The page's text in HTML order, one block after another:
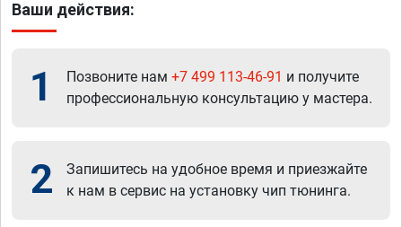
Ваши действия:
1 Позвоните нам +7 499 113-46-91 и получите
профессиональную консультацию у мастера.
2
Запишитесь на удобное время и приезжайте
к нам в сервис на установку чип тюнинга.